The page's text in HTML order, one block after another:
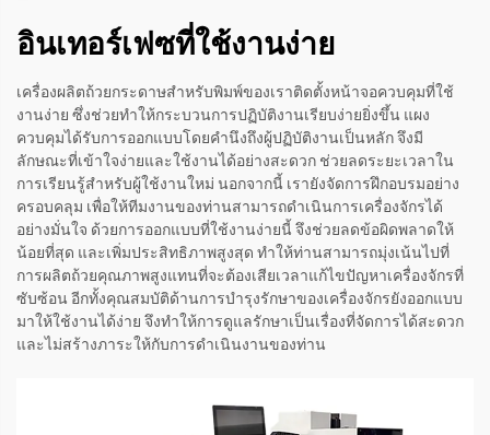
อินเทอร์เฟซที่ใช้งานง่าย
เครื่องผลิตถ้วยกระดาษสำหรับพิมพ์ของเราติดตั้งหน้าจอควบคุมที่ใช้
งานง่าย ซึ่งช่วยทำให้กระบวนการปฏิบัติงานเรียบง่ายยิ่งขึ้น แผง
ควบคุมได้รับการออกแบบโดยคำนึงถึงผู้ปฏิบัติงานเป็นหลัก จึงมี
ลักษณะที่เข้าใจง่ายและใช้งานได้อย่างสะดวก ช่วยลดระยะเวลาใน
การเรียนรู้สำหรับผู้ใช้งานใหม่ นอกจากนี้ เรายังจัดการฝึกอบรมอย่าง
ครอบคลุม เพื่อให้ทีมงานของท่านสามารถดำเนินการเครื่องจักรได้
อย่างมั่นใจ ด้วยการออกแบบที่ใช้งานง่ายนี้ จึงช่วยลดข้อผิดพลาดให้
น้อยที่สุด และเพิ่มประสิทธิภาพสูงสุด ทำให้ท่านสามารถมุ่งเน้นไปที่
การผลิตถ้วยคุณภาพสูงแทนที่จะต้องเสียเวลาแก้ไขปัญหาเครื่องจักรที่
ซับซ้อน อีกทั้งคุณสมบัติด้านการบำรุงรักษาของเครื่องจักรยังออกแบบ
มาให้ใช้งานได้ง่าย จึงทำให้การดูแลรักษาเป็นเรื่องที่จัดการได้สะดวก
และไม่สร้างภาระให้กับการดำเนินงานของท่าน